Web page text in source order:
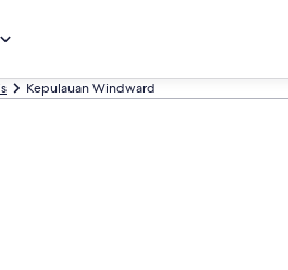
Kepulauan Windward